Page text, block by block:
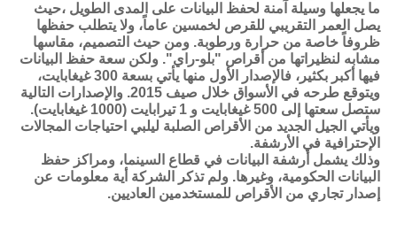
ما يجعلها وسيلة آمنة لحفظ البيانات على المدى الطويل ،حيث
يصل العمر التقريبي للقرص لخمسين عاماً، ولا يتطلب حفظها
ظروفاً خاصة من حرارة ورطوبة. ومن حيث التصميم، مقاسها
مشابه لنظيراتها من أقراص "بلو-راي". ولكن سعة حفظ البيانات
فيها أكبر بكثير، فالإصدار الأول منها يأتي بسعة 300 غيغابايت،
ويتوقع طرحه في الأسواق خلال صيف 2015. والإصدارات التالية
ستصل سعتها إلى 500 غيغابايت و 1 تيرابايت (1000 غيغابايت).
ويأتي الجيل الجديد من الأقراص الصلبة ليلبي احتياجات المجالات
الإحترافية في الأرشفة.
وذلك يشمل أرشفة البيانات في قطاع السينما، ومراكز حفظ
البيانات الحكومية، وغيرها. ولم تذكر الشركة أية معلومات عن
إصدار تجاري من الأقراص للمستخدمين العاديين.